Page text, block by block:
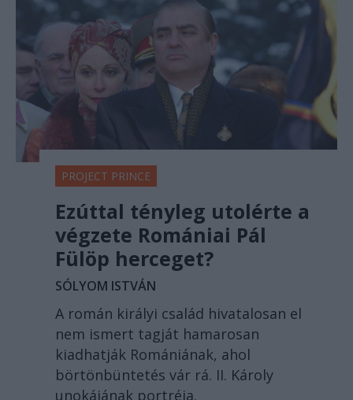
PROJECT PRINCE
Ezúttal tényleg utolérte a
végzete Romániai Pál
Fülöp herceget?
SÓLYOM ISTVÁN
A román királyi család hivatalosan el
nem ismert tagját hamarosan
kiadhatják Romániának, ahol
börtönbüntetés vár rá. II. Károly
unokájának portréja.